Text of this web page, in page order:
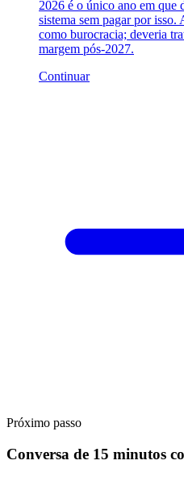
2026 é o único ano em que
sistema sem pagar por isso.
como burocracia; deveria
margem pós-2027.
Continuar
Próximo passo
Conversa de 15 minutos